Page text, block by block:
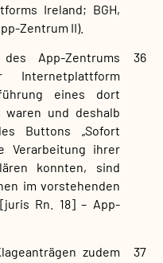
Ireland; BGH,
Zentrum II).
36
App-Zentrums
Internetplattform
eines dort
und deshalb
Buttons „Sofort
Verarbeitung ihrer
konnten, sind
im vorstehenden
Rn. 18] – App-
37
zudem